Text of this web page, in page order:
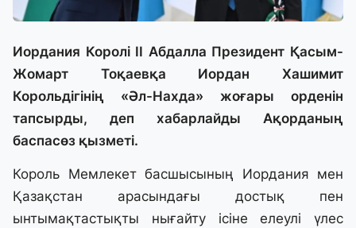
Иордания Королі ІІ Абдалла Президент Қасым-
Жомарт Тоқаевқа Иордан Хашимит
Корольдігінің «Әл-Нахда» жоғары орденін
тапсырды, деп хабарлайды Ақорданың
баспасөз қызметі.
Король Мемлекет басшысының Иордания мен
Қазақстан арасындағы достық пен
ынтымақтастықты нығайту ісіне елеулі үлес